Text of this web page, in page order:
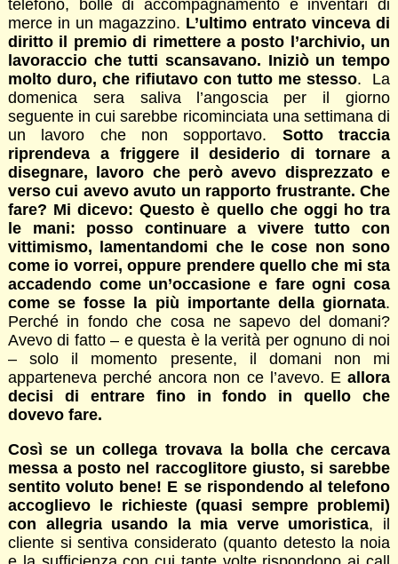
telefono, bolle di accompagnamento e inventari di
merce in un magazzino. L’ultimo entrato vinceva di
diritto il premio di rimettere a posto l’archivio, un
lavoraccio che tutti scansavano. Iniziò un tempo
molto duro, che rifiutavo con tutto me stesso. La
domenica sera saliva l’angoscia per il giorno
seguente in cui sarebbe ricominciata una settimana di
un lavoro che non sopportavo. Sotto traccia
riprendeva a friggere il desiderio di tornare a
disegnare, lavoro che però avevo disprezzato e
verso cui avevo avuto un rapporto frustrante. Che
fare? Mi dicevo: Questo è quello che oggi ho tra
le mani: posso continuare a vivere tutto con
vittimismo, lamentandomi che le cose non sono
come io vorrei, oppure prendere quello che mi sta
accadendo come un’occasione e fare ogni cosa
come se fosse la più importante della giornata.
Perché in fondo che cosa ne sapevo del domani?
Avevo di fatto – e questa è la verità per ognuno di noi
– solo il momento presente, il domani non mi
apparteneva perché ancora non ce l’avevo. Eallora
decisi di entrare fino in fondo in quello che
dovevo fare.
Così se un collega trovava la bolla che cercava
messa a posto nel raccoglitore giusto, si sarebbe
sentito voluto bene! E se rispondendo al telefono
accoglievo le richieste (quasi sempre problemi)
con allegria usando la mia verve umoristica, il
cliente si sentiva considerato (quanto detesto la noia